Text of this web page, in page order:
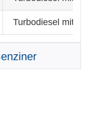
Turbodiesel mit